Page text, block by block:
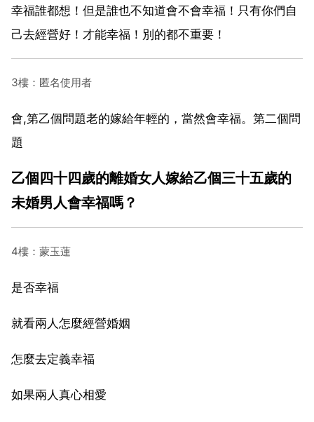
幸福誰都想！但是誰也不知道會不會幸福！只有你們自
己去經營好！才能幸福！別的都不重要！
3樓：匿名使用者
會,第乙個問題老的嫁給年輕的，當然會幸福。第二個問
題
乙個四十四歲的離婚女人嫁給乙個三十五歲的
未婚男人會幸福嗎？
4樓：蒙玉蓮
是否幸福
就看兩人怎麼經營婚姻
怎麼去定義幸福
如果兩人真心相愛